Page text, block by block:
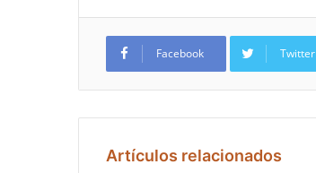
Facebook Twitter
Artículos relacionados